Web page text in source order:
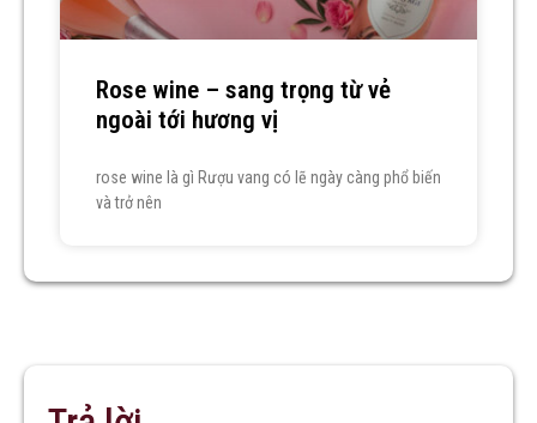
Rose wine – sang trọng từ vẻ
ngoài tới hương vị
rose wine là gì Rượu vang có lẽ ngày càng phổ biến
và trở nên